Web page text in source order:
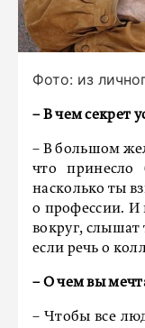
Фото: из
– В чем секрет
– В большом
что
насколько ты
о профессии. И
вокруг, слышат
если речь о
– О чем вы
– Чтобы все